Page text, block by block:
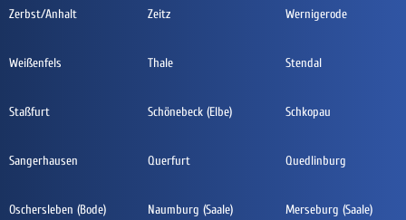
Zerbst/Anhalt Zeitz Wernigerode
Weißenfels Thale Stendal
Staßfurt Schönebeck (Elbe) Schkopau
Sangerhausen Querfurt Quedlinburg
Oschersleben (Bode) Naumburg (Saale) Merseburg (Saale)